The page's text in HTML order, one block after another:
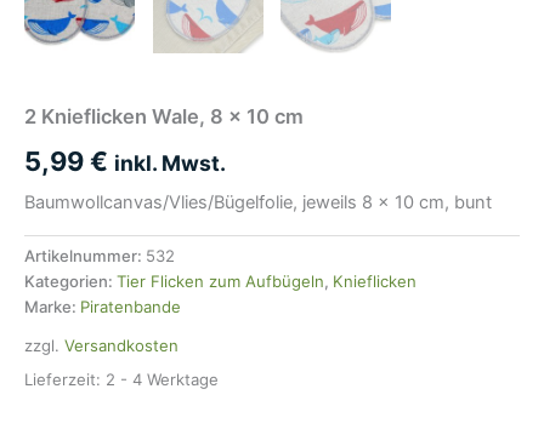
2 Knieflicken Wale, 8 x 10 cm
5,99€ inkl. Mwst.
Baumwollcanvas/Vlies/Bügelfolie, jeweils 8 x 10 cm, bunt
Artikelnummer: 532
Kategorien: Tier Flicken zum Aufbügeln, Knieflicken
Marke: Piratenbande
zzgl. Versandkosten
Lieferzeit: 2 - 4 Werktage